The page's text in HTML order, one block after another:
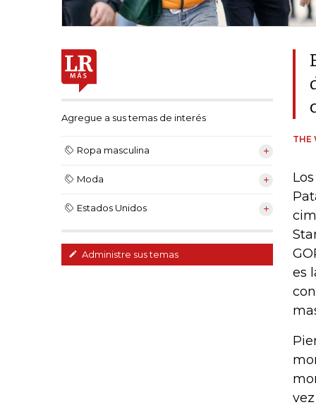
Agregue a sus temas de interés
Ropa masculina
Moda
Estados Unidos
Administre sus temas
THE
es